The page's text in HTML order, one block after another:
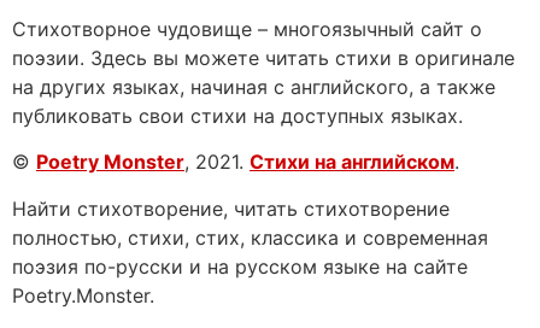
Стихотворное чудовище – многоязычный сайт о
поэзии. Здесь вы можете читать стихи в оригинале
на других языках, начиная с английского, а также
публиковать свои стихи на доступных языках.
© Poetry Monster, 2021. Стихи на английском.
Найти стихотворение, читать стихотворение
полностью, стихи, стих, классика и современная
поэзия по-русски и на русском языке на сайте
Poetry.Monster.